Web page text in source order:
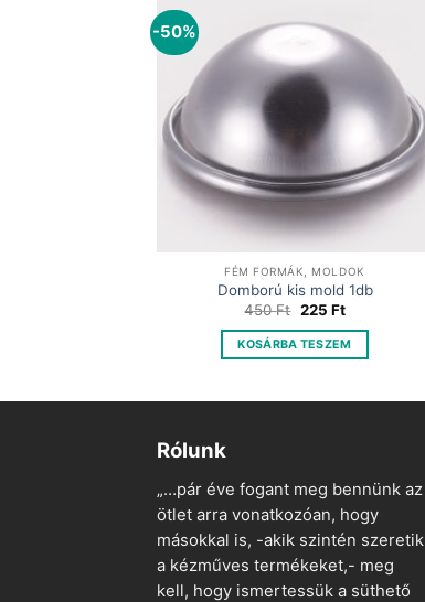
-50%
FÉM FORMÁK, MOLDOK
Domború kis mold 1db
450Ft Original
was:
450 Ft.
225 FtCurrent
is:
225 Ft.
KOSÁRBA TESZEM
Rólunk
„…pár éve fogant meg bennünk az
ötlet arra vonatkozóan, hogy
másokkal is, -akik szintén szeretik
a kézműves termékeket,- meg
kell, hogy ismertessük a süthető